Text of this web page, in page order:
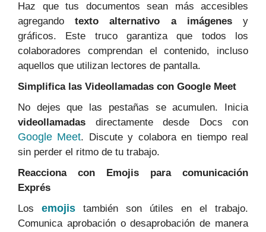
Haz que tus documentos sean más accesibles
agregandotexto alternativo a imágenesy
gráficos. Este truco garantiza que todos los
colaboradores comprendan el contenido, incluso
aquellos que utilizan lectores de pantalla.
Simplifica las Videollamadas con Google Meet
No dejes que las pestañas se acumulen. Inicia
videollamadas directamente desde Docs con
Google Meet. Discute y colabora en tiempo real
sin perder el ritmo de tu trabajo.
Reacciona con Emojis para comunicación
Exprés
Los emojis
también son útiles en el trabajo.
Comunica aprobación o desaprobación de manera